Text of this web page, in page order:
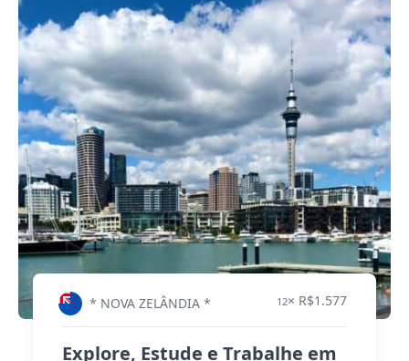
* NOVA ZELÂNDIA * 12× R$1.577
Explore, Estude e Trabalhe em